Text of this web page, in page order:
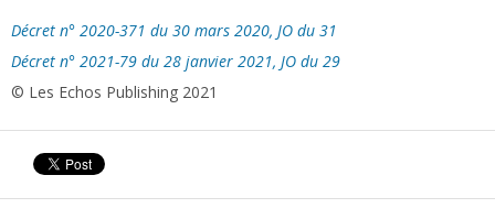
Décret n° 2020-371 du 30 mars 2020, JO du 31
Décret n° 2021-79 du 28 janvier 2021, JO du 29
© Les Echos Publishing 2021